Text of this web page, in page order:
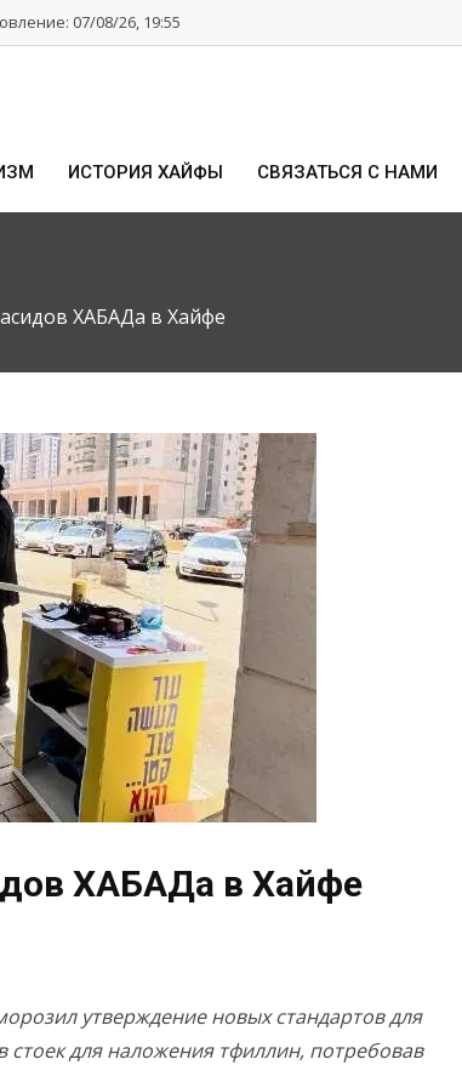
07/08/26, 19:55
ИСТОРИЯ ХАЙФЫ СВЯЗАТЬСЯ С НАМИ
ХАБАДа в Хайфе
ХАБАДа в Хайфе
утверждение новых стандартов для
для наложения тфиллин, потребовав